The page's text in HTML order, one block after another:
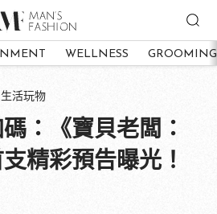
WELLNESS GROOMING
生活玩物
：《寶貝老闆：
精彩預告曝光！